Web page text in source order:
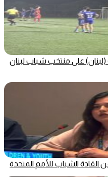
على منتخب شباب لبنان
الشباب للأمم المتحدة